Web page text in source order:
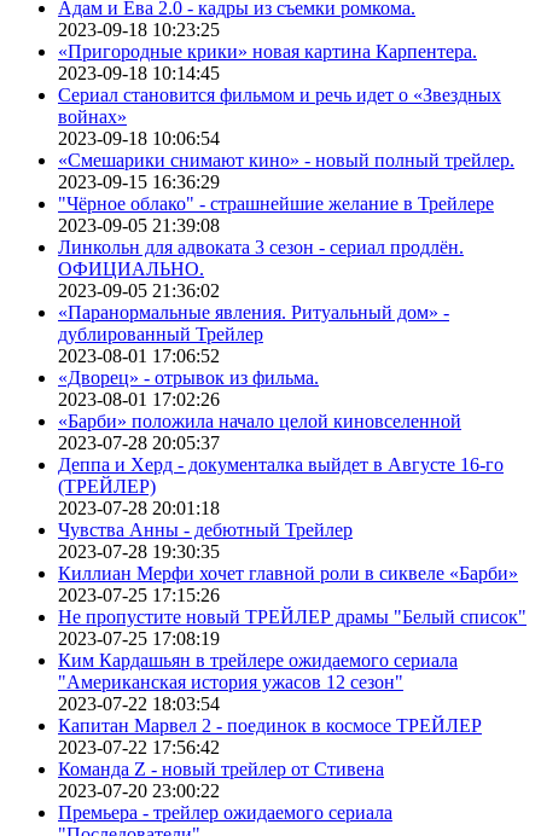
Адам и Ева 2.0 - кадры из съемки ромкома.
2023-09-18 10:23:25
«Пригородные крики» новая картина Карпентера.
2023-09-18 10:14:45
Сериал становится фильмом и речь идет о «Звездных
войнах»
2023-09-18 10:06:54
«Смешарики снимают кино» - новый полный трейлер.
2023-09-15 16:36:29
"Чёрное облако" - страшнейшие желание в Трейлере
2023-09-05 21:39:08
Линкольн для адвоката 3 сезон - сериал продлён.
ОФИЦИАЛЬНО.
2023-09-05 21:36:02
«Паранормальные явления. Ритуальный дом» -
дублированный Трейлер
2023-08-01 17:06:52
«Дворец» - отрывок из фильма.
2023-08-01 17:02:26
«Барби» положила начало целой киновселенной
2023-07-28 20:05:37
Деппа и Херд - документалка выйдет в Августе 16-го
(ТРЕЙЛЕР)
2023-07-28 20:01:18
Чувства Анны - дебютный Трейлер
2023-07-28 19:30:35
Киллиан Мерфи хочет главной роли в сиквеле «Барби»
2023-07-25 17:15:26
Не пропустите новый ТРЕЙЛЕР драмы "Белый список"
2023-07-25 17:08:19
Ким Кардашьян в трейлере ожидаемого сериала
"Американская история ужасов 12 сезон"
2023-07-22 18:03:54
Капитан Марвел 2 - поединок в космосе ТРЕЙЛЕР
2023-07-22 17:56:42
Команда Z - новый трейлер от Стивена
2023-07-20 23:00:22
Премьера - трейлер ожидаемого сериала